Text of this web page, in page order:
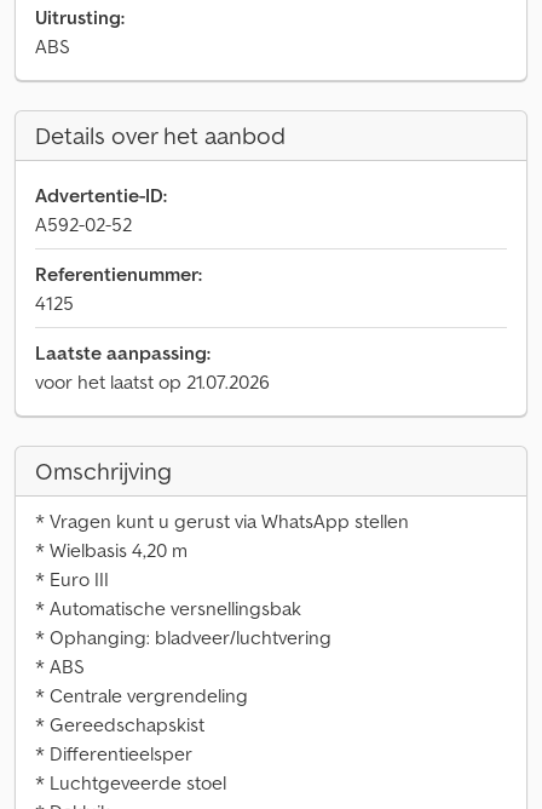
Uitrusting:
ABS
Details over het aanbod
Advertentie-ID:
A592-02-52
Referentienummer:
4125
Laatste aanpassing:
voor het laatst op 21.07.2026
Omschrijving
* Vragen kunt u gerust via WhatsApp stellen
* Wielbasis 4,20 m
* Euro III
* Automatische versnellingsbak
* Ophanging: bladveer/luchtvering
* ABS
* Centrale vergrendeling
* Gereedschapskist
* Differentieelsper
* Luchtgeveerde stoel